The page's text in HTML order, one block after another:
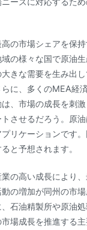
の市場シェアを保
の様々な国で原油
きな需要を生み出
に、多くのMEA経
、市場の成長を刺
させるだろう。原
リケーションです
と予想されます。
の高い成長により
の増加が同州の市
石油精製所や原油
場成長を推進する